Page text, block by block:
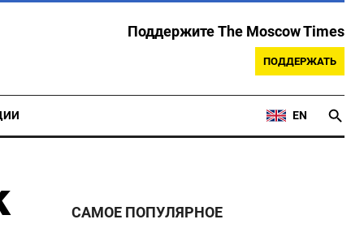
Поддержите The Moscow Times
ПОДДЕРЖАТЬ
EN
САМОЕ ПОПУЛЯРНОЕ